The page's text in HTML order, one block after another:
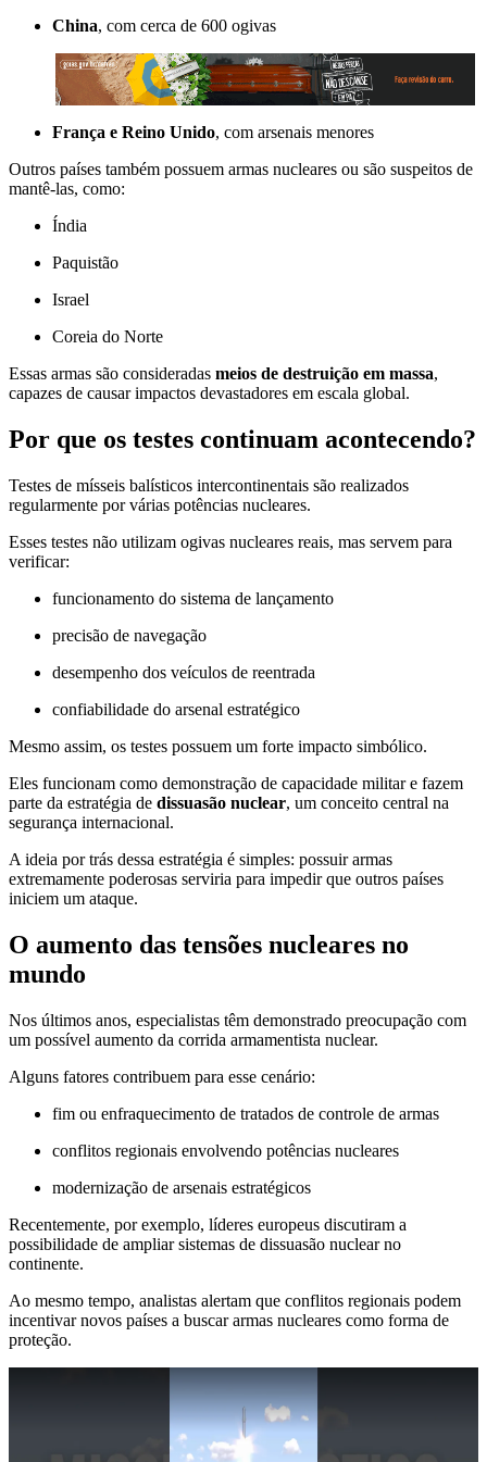
China, com cerca de 600 ogivas
França e Reino Unido, com arsenais menores
Outros países também possuem armas nucleares ou são suspeitos de
mantê-las, como:
Índia
Paquistão
Israel
Coreia do Norte
Essas armas são consideradas meios de destruição em massa,
capazes de causar impactos devastadores em escala global.
Por que os testes continuam acontecendo?
Testes de mísseis balísticos intercontinentais são realizados
regularmente por várias potências nucleares.
Esses testes não utilizam ogivas nucleares reais, mas servem para
verificar:
funcionamento do sistema de lançamento
precisão de navegação
desempenho dos veículos de reentrada
confiabilidade do arsenal estratégico
Mesmo assim, os testes possuem um forte impacto simbólico.
Eles funcionam como demonstração de capacidade militar e fazem
parte da estratégia de dissuasão nuclear, um conceito central na
segurança internacional.
A ideia por trás dessa estratégia é simples: possuir armas
extremamente poderosas serviria para impedir que outros países
iniciem um ataque.
O aumento das tensões nucleares no
mundo
Nos últimos anos, especialistas têm demonstrado preocupação com
um possível aumento da corrida armamentista nuclear.
Alguns fatores contribuem para esse cenário:
fim ou enfraquecimento de tratados de controle de armas
conflitos regionais envolvendo potências nucleares
modernização de arsenais estratégicos
Recentemente, por exemplo, líderes europeus discutiram a
possibilidade de ampliar sistemas de dissuasão nuclear no
continente.
Ao mesmo tempo, analistas alertam que conflitos regionais podem
incentivar novos países a buscar armas nucleares como forma de
proteção.